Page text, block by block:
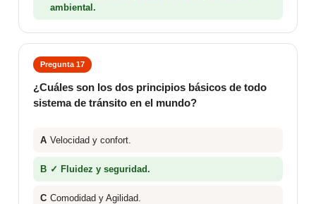
ambiental.
Pregunta 17
¿Cuáles son los dos principios básicos de todo
sistema de tránsito en el mundo?
A Velocidad y confort.
B ✓ Fluidez y seguridad.
C Comodidad y Agilidad.